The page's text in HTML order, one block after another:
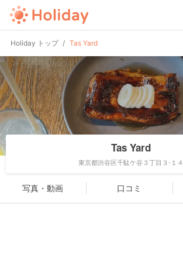
Holiday トップ Tas Yard
Tas Yard
東京都渋谷区千駄ケ谷３丁目３-１４
写真・動画 口コミ